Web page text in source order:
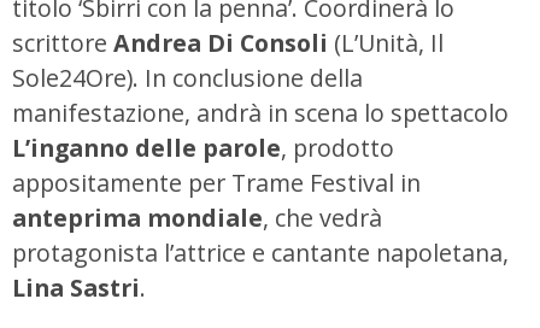
titolo ‘Sbirri con la penna’. Coordinerà lo
scrittore Andrea Di Consoli (L’Unità, Il
Sole24Ore). In conclusione della
manifestazione, andrà in scena lo spettacolo
L’inganno delle parole, prodotto
appositamente per Trame Festival in
anteprima mondiale, che vedrà
protagonista l’attrice e cantante napoletana,
Lina Sastri.